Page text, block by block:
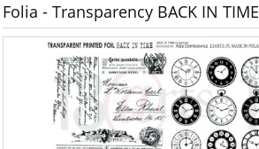
Folia - Transparency BACK IN TIME